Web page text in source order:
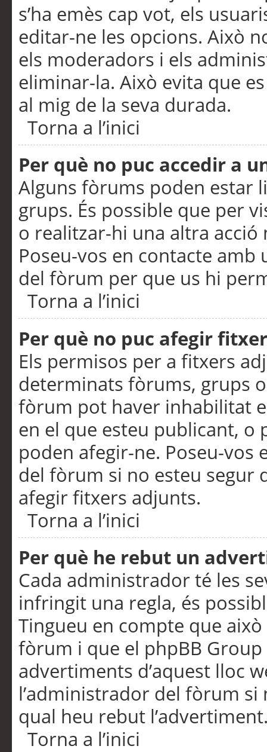
s’ha emès cap vot, els
editar-ne les opcions. Això
els moderadors i els
eliminar-la. Això evita que
al mig de la seva durada.
Torna a l’inici
Per què no puc accedir a
Alguns fòrums poden estar
grups. És possible que per
o realitzar-hi una altra acció
Poseu-vos en contacte
del fòrum per que us hi
Torna a l’inici
Per què no puc afegir
Els permisos per a fitxers
determinats fòrums, grups
fòrum pot haver inhabilitat
en el que esteu publicant,
poden afegir-ne. Poseu-vos
del fòrum si no esteu segur
afegir fitxers adjunts.
Torna a l’inici
Per què he rebut un
Cada administrador té les
infringit una regla, és
Tingueu en compte que
fòrum i que el phpBB
advertiments d’aquest lloc
l’administrador del fòrum
qual heu rebut
Torna a l’inici